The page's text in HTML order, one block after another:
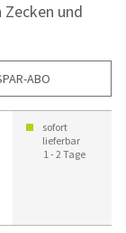
und
ABO
sofort
lieferbar
1 - 2 Tage